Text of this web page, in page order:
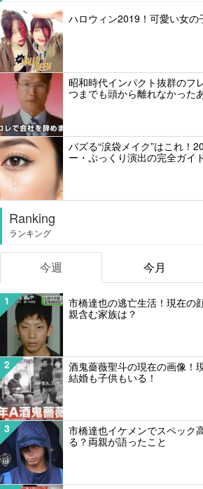
ハロウィン2019！可愛い女の
昭和時代インパクト抜群のフ
つまでも頭から離れなかった
バズる“涙袋メイク”はこれ！
ー・ぷっくり演出の完全ガイ
Ranking
ランキング
今週 今月
1
市橋達也の逃亡生活！現在の
親含む家族は？
2
酒鬼薔薇聖斗の現在の画像！
結婚も子供もいる！
3
市橋達也イケメンでスペック
る？両親が語ったこと